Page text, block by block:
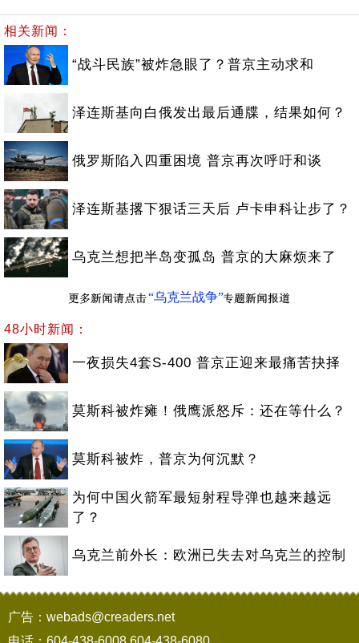
相关新闻：
“战斗民族”被炸急眼了？普京主动求和
泽连斯基向白俄发出最后通牒，结果如何？
俄罗斯陷入四重困境 普京再次呼吁和谈
泽连斯基撂下狠话三天后 卢卡申科让步了？
乌克兰想把半岛变孤岛 普京的大麻烦来了
“乌克兰战争”
48小时新闻：
一夜损失4套S-400 普京正迎来最痛苦抉择
莫斯科被炸瘫！俄鹰派怒斥：还在等什么？
莫斯科被炸，普京为何沉默？
为何中国火箭军最短射程导弹也越来越远
了？
乌克兰前外长：欧洲已失去对乌克兰的控制
广告：webads@creaders.net